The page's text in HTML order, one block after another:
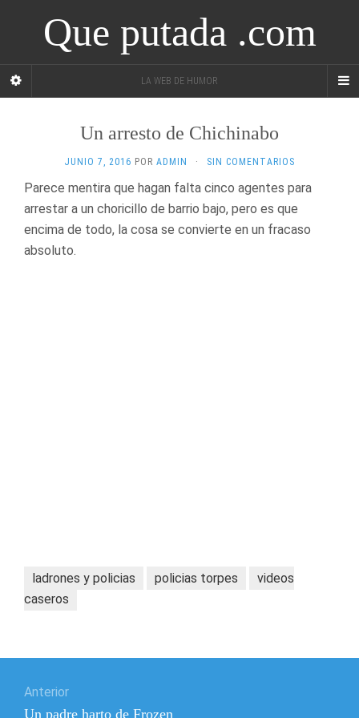
Que putada .com
LA WEB DE HUMOR
Un arresto de Chichinabo
JUNIO 7, 2016 POR ADMIN · SIN COMENTARIOS
Parece mentira que hagan falta cinco agentes para
arrestar a un choricillo de barrio bajo, pero es que
encima de todo, la cosa se convierte en un fracaso
absoluto.
ladrones y policias policias torpes
videos
caseros
Anterior
Entrada
Un padre harto de Frozen